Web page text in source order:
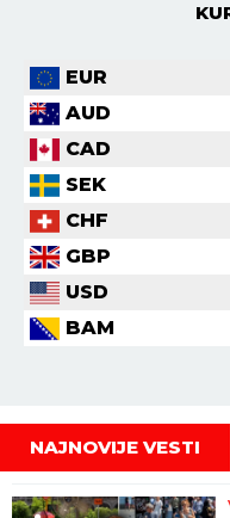
EUR
AUD
CAD
SEK
CHF
GBP
USD
BAM
NAJNOVIJE VESTI